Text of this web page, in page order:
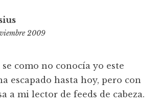
2009
como no conocía yo este
escapado hasta hoy, pero con
a mi lector de feeds de cabeza.